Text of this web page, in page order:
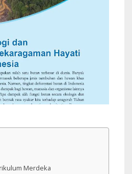
Merdeka